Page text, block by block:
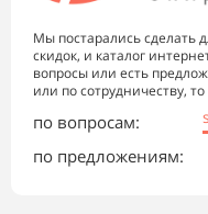
Мы постарались сделать
скидок, и каталог
вопросы или есть
или по сотрудничеству,
по вопросам:
по предложениям: